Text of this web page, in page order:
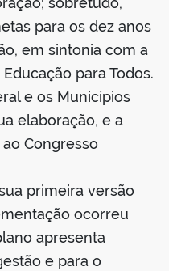
para os dez anos
em sintonia com a
para Todos.
e os Municípios
elaboração, e a
Congresso
primeira versão
ocorreu
apresenta
e para o